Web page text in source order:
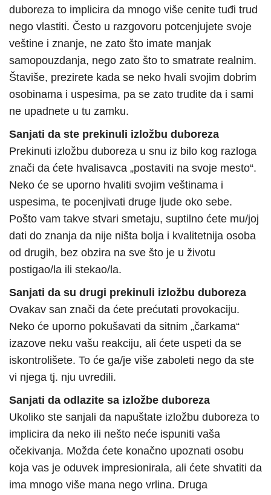
duboreza to implicira da mnogo više cenite tuđi trud
nego vlastiti. Često u razgovoru potcenjujete svoje
veštine i znanje, ne zato što imate manjak
samopouzdanja, nego zato što to smatrate realnim.
Štaviše, prezirete kada se neko hvali svojim dobrim
osobinama i uspesima, pa se zato trudite da i sami
ne upadnete u tu zamku.
Sanjati da ste prekinuli izložbu duboreza
Prekinuti izložbu duboreza u snu iz bilo kog razloga
znači da ćete hvalisavca „postaviti na svoje mesto“.
Neko će se uporno hvaliti svojim veštinama i
uspesima, te pocenjivati druge ljude oko sebe.
Pošto vam takve stvari smetaju, suptilno ćete mu/joj
dati do znanja da nije ništa bolja i kvalitetnija osoba
od drugih, bez obzira na sve što je u životu
postigao/la ili stekao/la.
Sanjati da su drugi prekinuli izložbu duboreza
Ovakav san znači da ćete prećutati provokaciju.
Neko će uporno pokušavati da sitnim „čarkama“
izazove neku vašu reakciju, ali ćete uspeti da se
iskontrolišete. To će ga/je više zaboleti nego da ste
vi njega tj. nju uvredili.
Sanjati da odlazite sa izložbe duboreza
Ukoliko ste sanjali da napuštate izložbu duboreza to
implicira da neko ili nešto neće ispuniti vaša
očekivanja. Možda ćete konačno upoznati osobu
koja vas je oduvek impresionirala, ali ćete shvatiti da
ima mnogo više mana nego vrlina. Druga